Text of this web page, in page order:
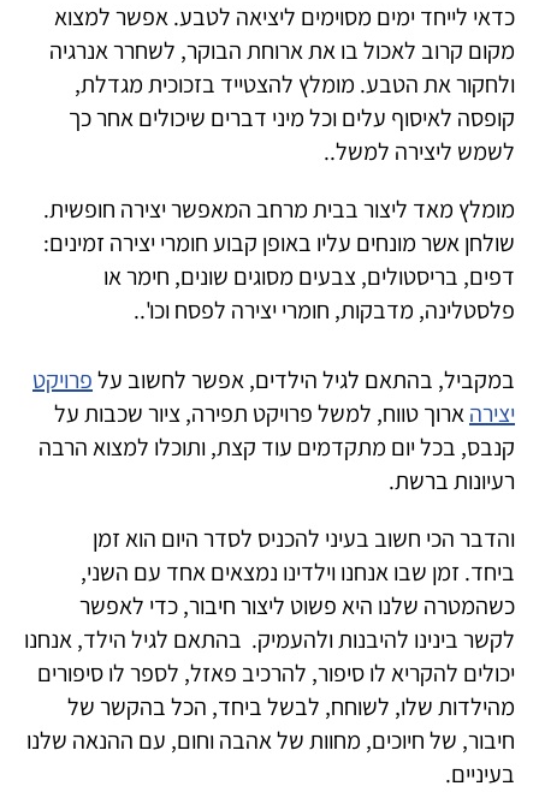
כדאי לייחד ימים מסוימים ליציאה לטבע. אפשר למצוא
מקום קרוב לאכול בו את ארוחת הבוקר, לשחרר אנרגיה
ולחקור את הטבע. מומלץ להצטייד בזכוכית מגדלת,
קופסה לאיסוף עלים וכל מיני דברים שיכולים אחר כך
לשמש ליצירה למשל..
מומלץ מאד ליצור בבית מרחב המאפשר יצירה חופשית.
שולחן אשר מונחים עליו באופן קבוע חומרי יצירה זמינים:
דפים, בריסטולים, צבעים מסוגים שונים, חימר או
פלסטלינה, מדבקות, חומרי יצירה לפסח וכו'..
במקביל, בהתאם לגיל הילדים, אפשר לחשוב עלפרויקט
יצירהארוך טווח, למשל פרויקט תפירה, ציור שכבות על
קנבס, בכל יום מתקדמים עוד קצת, ותוכלו למצוא הרבה
רעיונות ברשת.
והדבר הכי חשוב בעיני להכניס לסדר היום הוא זמן
ביחד. זמן שבו אנחנו וילדינו נמצאים אחד עם השני,
כשהמטרה שלנו היא פשוט ליצור חיבור, כדי לאפשר
לקשר בינינו להיבנות ולהעמיק. בהתאם לגיל הילד, אנחנו
יכולים להקריא לו סיפור, להרכיב פאזל, לספר לו סיפורים
מהילדות שלו, לשוחח, לבשל ביחד, הכל בהקשר של
חיבור, של חיוכים, מחוות של אהבה וחום, עם ההנאה שלנו
בעיניים.